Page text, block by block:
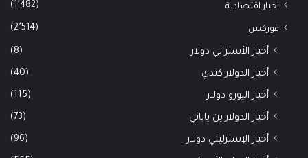
اخبار اقتصادية (1٬482)
فوركس (2٬514)
أخبار الأسترالي دولار (8)
أخبار الدولار كندي (40)
أخبار اليورو دولار (115)
أخبار الدولار ين ياباني (73)
أخبار الإسترليني دولار (96)